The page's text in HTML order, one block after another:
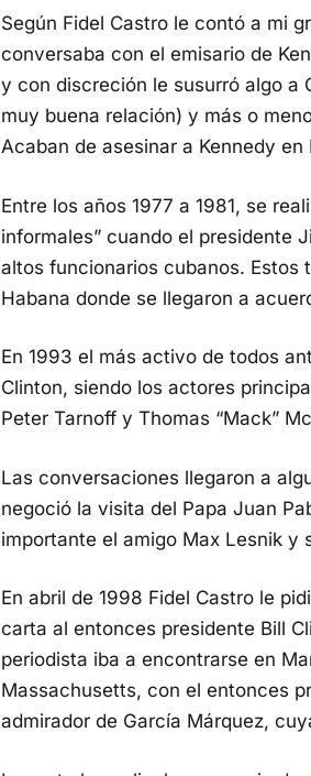
Según Fidel Castro le contó a mi
conversaba con el emisario de
y con discreción le susurró algo a
muy buena relación) y más o
Acaban de asesinar a Kennedy en
Entre los años 1977 a 1981, se
informales” cuando el presidente
altos funcionarios cubanos. Estos
Habana donde se llegaron a
En 1993 el más activo de todos
Clinton, siendo los actores
Peter Tarnoff y Thomas “Mack”
Las conversaciones llegaron a
negoció la visita del Papa Juan
importante el amigo Max Lesnik y
En abril de 1998 Fidel Castro le
carta al entonces presidente Bill
periodista iba a encontrarse en
Massachusetts, con el entonces
admirador de García Márquez,